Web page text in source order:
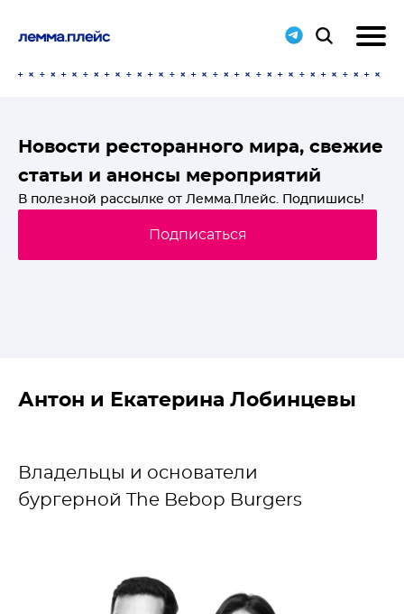
Новости ресторанного мира, свежие
статьи и анонсы мероприятий
В полезной рассылке от Лемма.Плейс. Подпишись!
Подписаться
Антон и Екатерина Лобинцевы
Владельцы и основатели
бургерной The Bebop Burgers